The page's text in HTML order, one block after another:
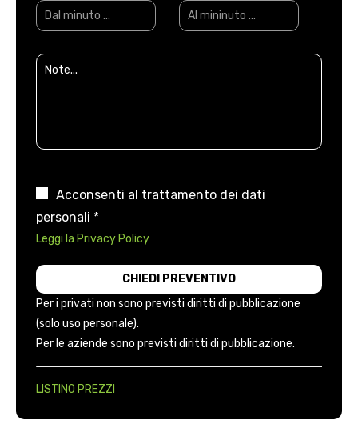
Acconsenti al trattamento dei dati
personali *
Leggi la Privacy Policy
Per i privati non sono previsti diritti di pubblicazione
(solo uso personale).
Per le aziende sono previsti diritti di pubblicazione.
LISTINO PREZZI